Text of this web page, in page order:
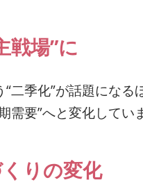
戦場”に
二季化”が話題にな
要”へと変化してい
りの変化